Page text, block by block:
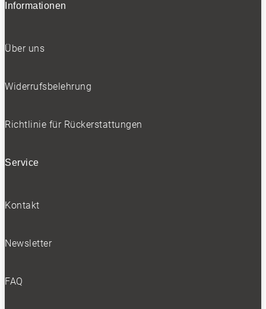
Informationen
Über uns
Widerrufsbelehrung
Richtlinie für Rückerstattungen
Service
Kontakt
Newsletter
FAQ